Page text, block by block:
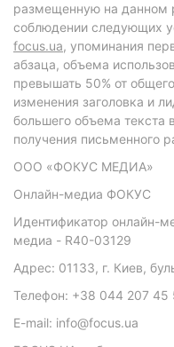
размещенную на данном
соблюдении следующих
focus.ua, упоминания
абзаца, объема
превышать 50% от
изменения заголовка и
большего объема текста
получения письменного
ООО «ФОКУС МЕДИА»
Онлайн-медиа ФОКУС
Идентификатор онлайн-
медиа - R40-03129
Адрес: 01133, г. Киев,
Телефон: +38 044 207 45
E-mail: info@focus.ua